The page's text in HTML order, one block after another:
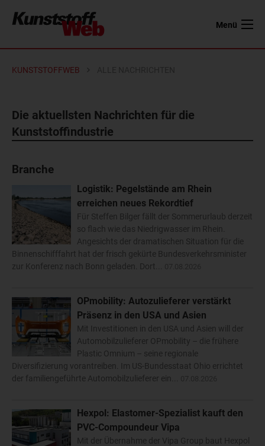
Menü
KUNSTSTOFFWEB
Die aktuellsten Nachrichten für die
Kunststoffindustrie
Branche
Logistik: Pegelstände am Rhein
erreichen neues Rekordtief
Für Steffen Bilger fällt der Sommerurlaub derzeit
so flach wie das Niedrigwasser im Rhein.
Angesichts der dramatischen Situation für die
Binnenschifffahrt hat der frisch gekürte Bundesverkehrsminister
zur Konferenz nach Bonn geladen. Dort...
OPmobility: Autozulieferer verstärkt
Präsenz in den USA und Asien
Mit Investitionen in den USA und Asien will der
Automobilzulieferer OPmobility – die frühere
Plastic Omnium – seine regionale
Diversifizierung vorantreiben. Im US-Bundesstaat Ohio errichtet
der familiengeführte Automobilzulieferer ein...
Hexpol: Elastomer-Spezialist kauft den
PVC-Compoundeur Vipa
Mit der Übernahme der Vipa Group baut Hexpol